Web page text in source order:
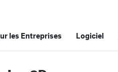
les Entreprises Logiciel